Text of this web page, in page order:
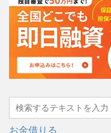
お金借りる